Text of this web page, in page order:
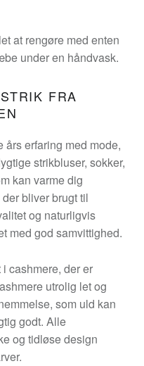
at rengøre med enten
under en håndvask.
FRA
års erfaring med mode,
strikbluser, sokker,
kan varme dig
bliver brugt til
og naturligvis
med god samvittighed.
cashmere, der er
utrolig let og
som uld kan
godt. Alle
og tidløse design